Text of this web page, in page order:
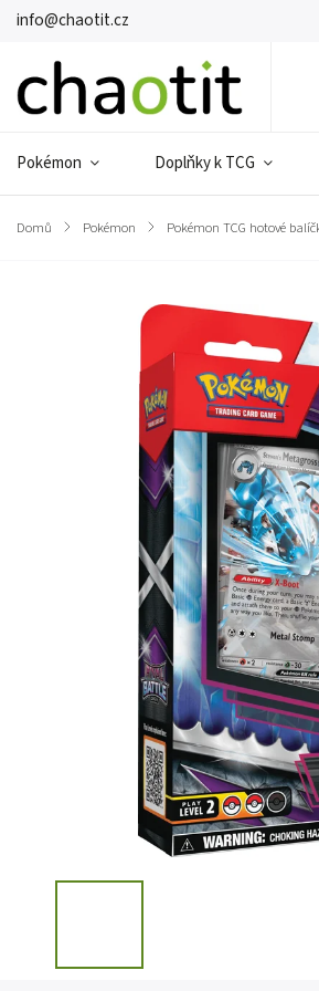
info@chaotit.cz
Pokémon Doplňky k TCG
Domů / Pokémon / Pokémon TCG hotové